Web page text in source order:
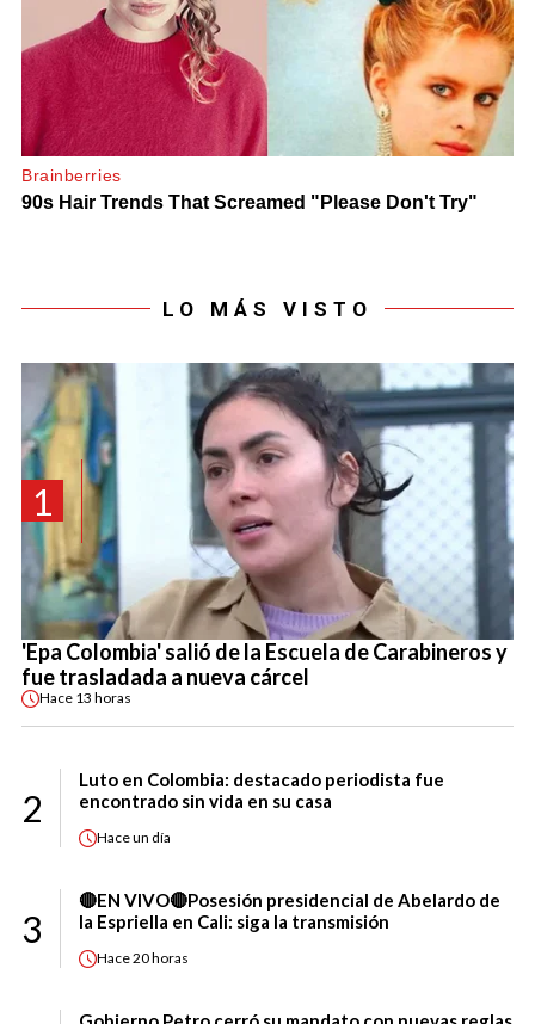
LO MÁS VISTO
1
'Epa Colombia' salió de la Escuela de Carabineros y
fue trasladada a nueva cárcel
Hace 13 horas
2
Luto en Colombia: destacado periodista fue
encontrado sin vida en su casa
Haceun día
3
🔴EN VIVO🔴Posesión presidencial de Abelardo de
la Espriella en Cali: siga la transmisión
Hace20 horas